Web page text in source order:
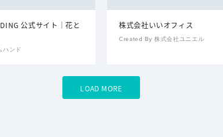
公式サイト｜花と
ハンド
株式会社いいオフィス
Created By 株式会社ユニエル
LOAD MORE